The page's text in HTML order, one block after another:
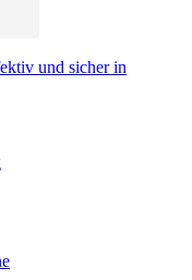
und sicher in